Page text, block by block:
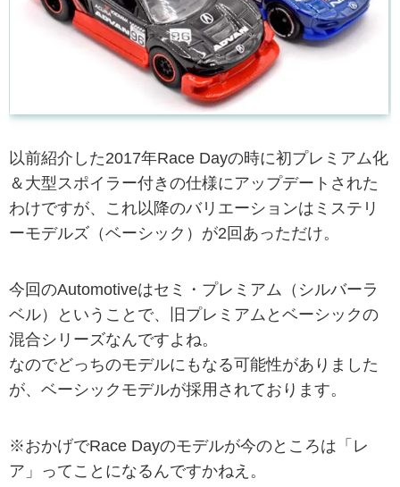
以前紹介した2017年Race Dayの時に初プレミアム化
＆大型スポイラー付きの仕様にアップデートされた
わけですが、これ以降のバリエーションはミステリ
ーモデルズ（ベーシック）が2回あっただけ。
今回のAutomotiveはセミ・プレミアム（シルバーラ
ベル）ということで、旧プレミアムとベーシックの
混合シリーズなんですよね。
なのでどっちのモデルにもなる可能性がありました
が、ベーシックモデルが採用されております。
※おかげでRace Dayのモデルが今のところは「レ
ア」ってことになるんですかねえ。